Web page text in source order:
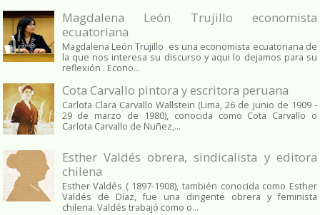
Magdalena León Trujillo economista
ecuatoriana
Magdalena León Trujillo es una economista ecuatoriana de
la que nos interesa su discurso y aqui lo dejamos para su
reflexión . Econo...
Cota Carvallo pintora y escritora peruana
Carlota Clara Carvallo Wallstein (Lima, 26 de junio de 1909 -
29 de marzo de 1980), conocida como Cota Carvallo o
Carlota Carvallo de Nuñez,...
Esther Valdés obrera, sindicalista y editora
chilena
Esther Valdés ( 1897-1908), también conocida como Esther
Valdés de Díaz, fue una dirigente obrera y feminista
chilena. Valdés trabajó como o...